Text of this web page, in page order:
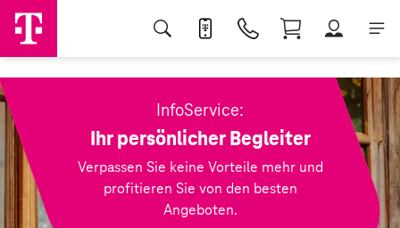
InfoService:
Ihr persönlicher Begleiter
Verpassen Sie keine Vorteile mehr und
profitieren Sie von den besten
Angeboten.